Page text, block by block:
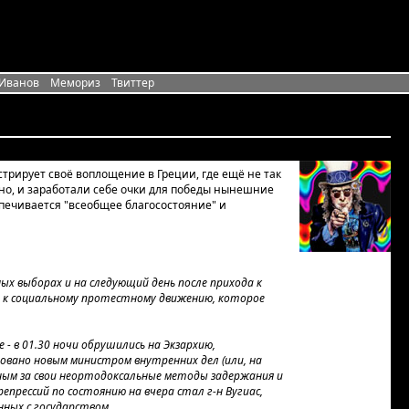
Мемориз Твиттер
своё воплощение в Греции, где ещё не так
и заработали себе очки для победы нынешние
"всеобщее благосостояние" и
выборах и на следующий день после прихода к
к социальному протестному движению, которое
в 01.30 ночи обрушились на Экзархию,
новым министром внутренних дел (или, на
за свои неортодоксальные методы задержания и
по состоянию на вчера стал г-н Вугиас,